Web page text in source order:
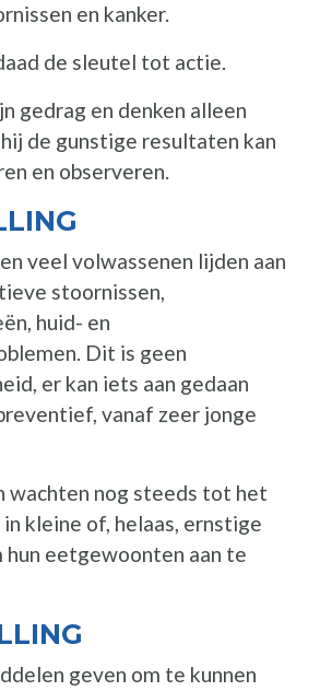
en kanker.
de sleutel tot actie.
gedrag en denken alleen
de gunstige resultaten kan
en observeren.
veel volwassenen lijden aan
stoornissen,
huid- en
Dit is geen
er kan iets aan gedaan
vanaf zeer jonge
wachten nog steeds tot het
kleine of, helaas, ernstige
hun eetgewoonten aan te
geven om te kunnen